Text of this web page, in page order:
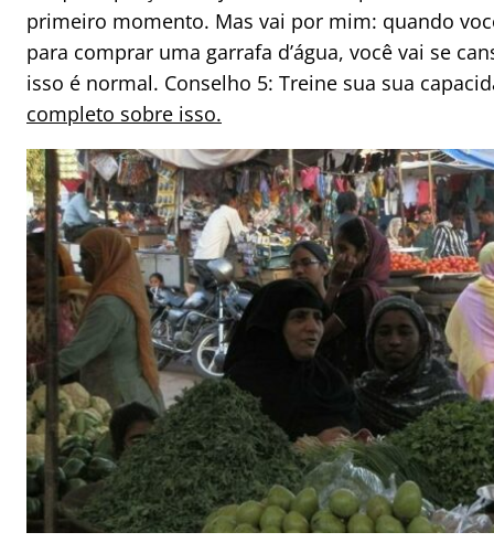
primeiro momento. Mas vai por mim: quando
para comprar uma garrafa d’água, você vai se
isso é normal. Conselho 5: Treine sua sua
completo sobre isso.